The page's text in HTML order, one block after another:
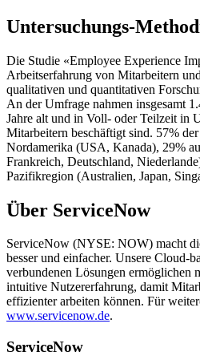
Untersuchungs-
Die Studie «Employee Experience
Arbeitserfahrung von Mitarbeitern
qualitativen und quantitativen
An der Umfrage nahmen insgesamt
Jahre alt und in Voll- oder Teilzeit in
Mitarbeitern beschäftigt sind. 57%
Nordamerika (USA, Kanada), 29%
Frankreich, Deutschland,
Pazifikregion (Australien, Japan,
Über ServiceNow
ServiceNow (NYSE: NOW) macht
besser und einfacher. Unsere Cloud-
verbundenen Lösungen ermöglichen
intuitive Nutzererfahrung, damit
effizienter arbeiten können. Für
www.servicenow.de.
ServiceNow